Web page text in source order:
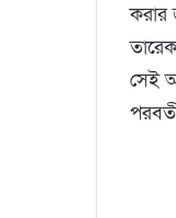
করার
সেই